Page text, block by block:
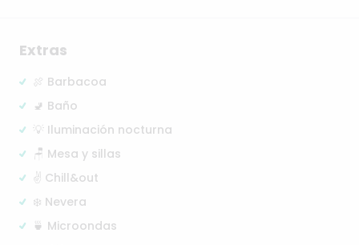
Extras
🍖 Barbacoa
🚽 Baño
💡 Iluminación nocturna
🪑 Mesa y sillas
✌️ Chill&out
❄️ Nevera
🍵 Microondas